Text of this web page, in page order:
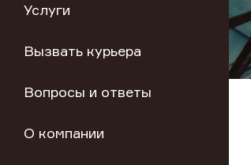
Услуги
Вызвать курьера
Вопросы и ответы
О компании